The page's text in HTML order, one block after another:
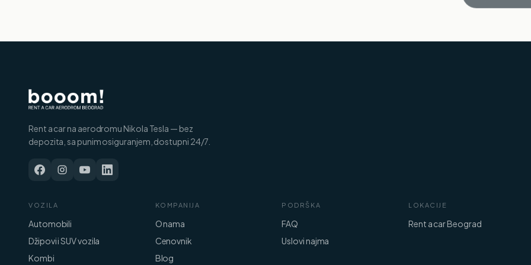
Rent a car na aerodromu Nikola Tesla — bez
depozita, sa punim osiguranjem, dostupni 24/7.
VOZILA
Automobili
Džipovi i SUV vozila
Kombi
KOMPANIJA
O nama
Cenovnik
Blog
PODRŠKA
FAQ
Uslovi najma
LOKACIJE
Rent a car Beograd